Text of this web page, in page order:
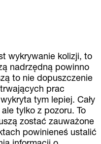
wykrywanie kolizji, to
nadrzędną powinno
to nie dopuszczenie
prac
tym lepiej. Cały
tylko z pozoru. To
zostać zauważone
powinieneś ustalić